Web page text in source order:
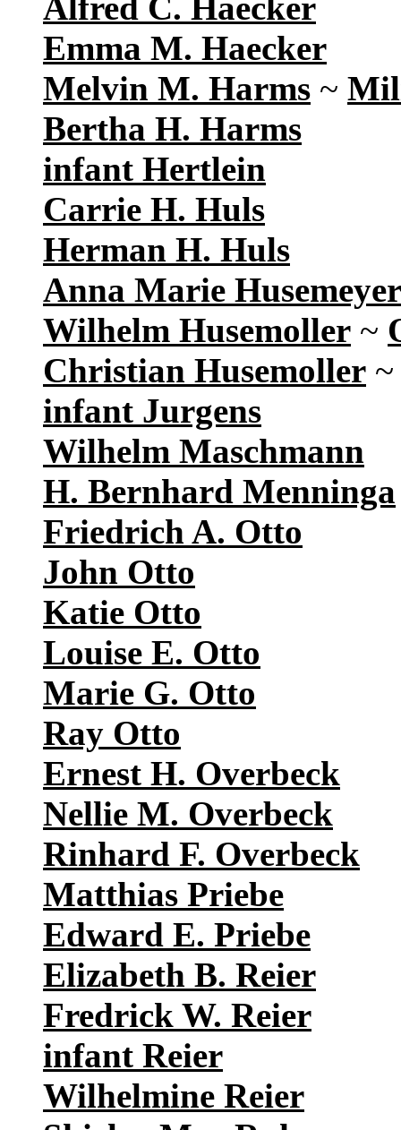
Emma M. Haecker
Melvin M. Harms ~
Bertha H. Harms
infant Hertlein
Carrie H. Huls
Herman H. Huls
Anna Marie Husemeyer
Wilhelm Husemoller ~
Christian Husemoller
infant Jurgens
Wilhelm Maschmann
H. Bernhard Menninga
Friedrich A. Otto
John Otto
Katie Otto
Louise E. Otto
Marie G. Otto
Ray Otto
Ernest H. Overbeck
Nellie M. Overbeck
Rinhard F. Overbeck
Matthias Priebe
Edward E. Priebe
Elizabeth B. Reier
Fredrick W. Reier
infant Reier
Wilhelmine Reier